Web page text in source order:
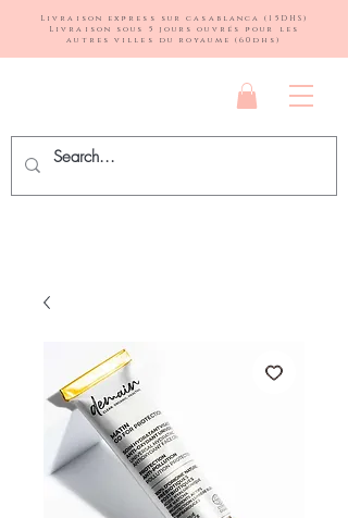
Livraison express sur casablanca (15DHS)
Livraison sous 5 jours ouvrés pour les
autres villes du royaume (60dhs)